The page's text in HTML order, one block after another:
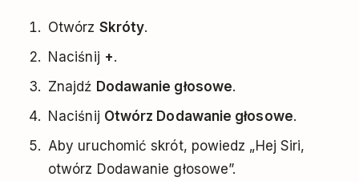
Otwórz Skróty.
Naciśnij +.
Znajdź Dodawanie głosowe.
Naciśnij Otwórz Dodawanie głosowe.
Aby uruchomić skrót, powiedz „Hej Siri,
otwórz Dodawanie głosowe”.